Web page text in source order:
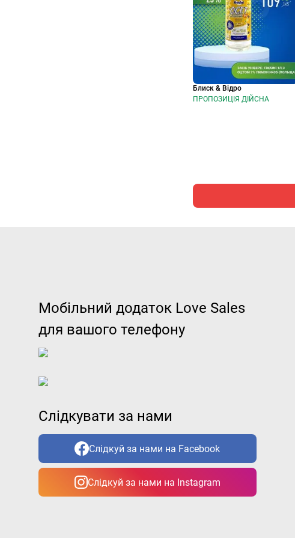
Блиск & Відро
ПРОПОЗИЦІЯ ДІЙСНА
Мобільний додаток Love Sales
для вашого телефону
Слідкувати за нами
Слідкуй за нами на Facebook
Слідкуй за нами на Instagram